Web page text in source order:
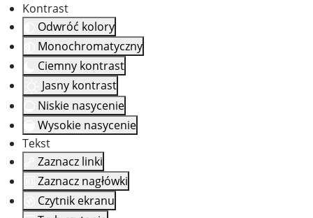
Kontrast
Odwróć kolory
Monochromatyczny
Ciemny kontrast
Jasny kontrast
Niskie nasycenie
Wysokie nasycenie
Tekst
Zaznacz linki
Zaznacz nagłówki
Czytnik ekranu